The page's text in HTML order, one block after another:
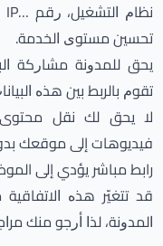
ﺗﺤﺴﻴﻦ ﻣﺴﺘﻮﻯ ﺍﻟﺨﺪﻣﺔ.
ﻳﺤﻖ ﻟﻠﻤﺪﻭﻧﺔ ﻣﺸﺎﺭﻛﺔ
ﺗﻘﻮﻡ ﺑﺎﻟﺮﺑﻂ ﺑﻴﻦ ﻫﺬﻩ
لا يحق لك نقل
فيديوهات إلى موقعك
رابط مباشر يؤدي إلى
ﻗﺪ ﺗﺘﻐﻴّﺮ ﻫﺬﻩ
ﺍﻟﻤﺪﻭﻧﺔ، ﻟﺬﺍ ﺃﺭﺟﻮ ﻣﻨﻚ